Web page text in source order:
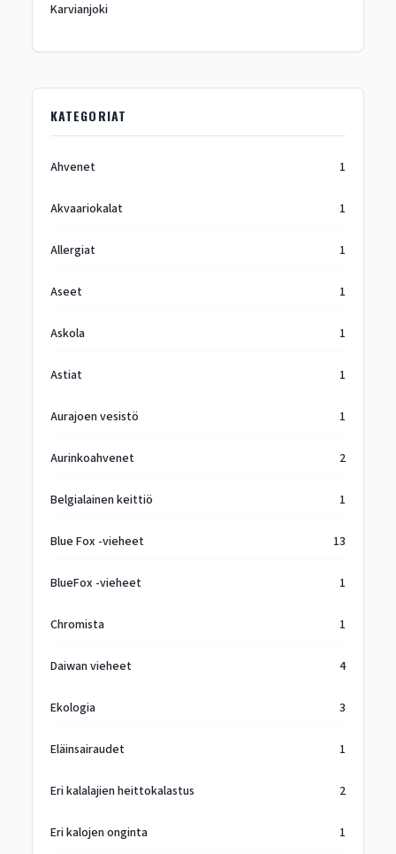
Karvianjoki
KATEGORIAT
Ahvenet 1
Akvaariokalat 1
Allergiat 1
Aseet 1
Askola 1
Astiat 1
Aurajoen vesistö 1
Aurinkoahvenet 2
Belgialainen keittiö 1
Blue Fox -vieheet 13
BlueFox -vieheet 1
Chromista 1
Daiwan vieheet 4
Ekologia 3
Eläinsairaudet 1
Eri kalalajien heittokalastus 2
Eri kalojen onginta 1